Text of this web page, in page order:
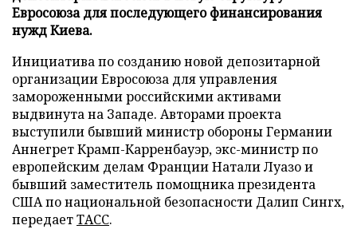
Евросоюза для последующего финансирования
нужд Киева.
Инициатива по созданию новой депозитарной
организации Евросоюза для управления
замороженными российскими активами
выдвинута на Западе. Авторами проекта
выступили бывший министр обороны Германии
Аннегрет Крамп-Карренбауэр, экс-министр по
европейским делам Франции Натали Луазо и
бывший заместитель помощника президента
США по национальной безопасности Далип Сингх,
передаетТАСС.